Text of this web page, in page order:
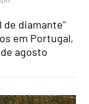
de diamante"
em Portugal,
agosto